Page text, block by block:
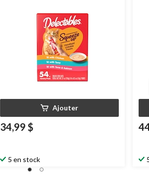
Ajouter
34,99 $
5 en stock